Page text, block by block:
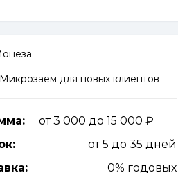
Микрозаём для новых клиентов
от 3 000 до 15 000
от 5 до 35 дней
0% годовых